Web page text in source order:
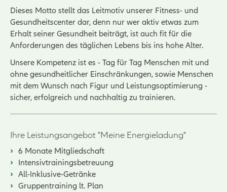
Dieses Motto stellt das Leitmotiv unserer Fitness- und
Gesundheitscenter dar, denn nur wer aktiv etwas zum
Erhalt seiner Gesundheit beiträgt, ist auch fit für die
Anforderungen des täglichen Lebens bis ins hohe Alter.
Unsere Kompetenz ist es - Tag für Tag Menschen mit und
ohne gesundheitlicher Einschränkungen, sowie Menschen
mit dem Wunsch nach Figur und Leistungsoptimierung -
sicher, erfolgreich und nachhaltig zu trainieren.
Ihre Leistungsangebot "Meine Energieladung"
6 Monate Mitgliedschaft
Intensivtrainingsbetreuung
All-Inklusive-Getränke
Gruppentraining lt. Plan